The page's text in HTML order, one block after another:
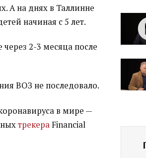
А на днях в Таллинне
начиная с 5 лет.
2-3 месяца после
ВОЗ не последовало.
в мире —
трекераFinancial